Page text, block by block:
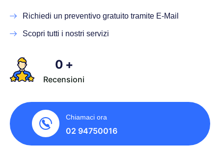
Richiedi un preventivo gratuito tramite E-Mail
Scopri tutti i nostri servizi
0 +
Recensioni
Chiamaci ora
02 94750016